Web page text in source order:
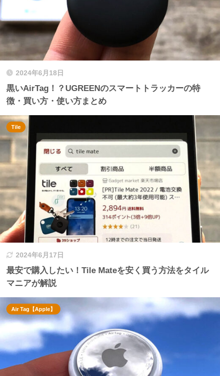
2024年6月18日
黒いAirTag！？UGREENのスマートトラッカーの特
徴・買い方・使い方まとめ
2024年6月17日
最安で購入したい！Tile Mateを安く買う方法をタイル
マニアが解説
Tile
Air Tag【Apple】